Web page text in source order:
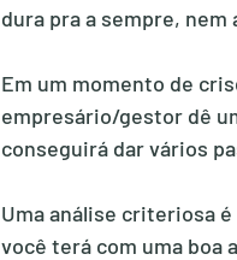
dura pra a sempre, nem
Em um momento de
empresário/gestor dê
conseguirá dar vários
Uma análise criteriosa
você terá com uma boa